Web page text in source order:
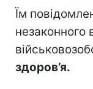
Їм
незаконного
здоров’я.